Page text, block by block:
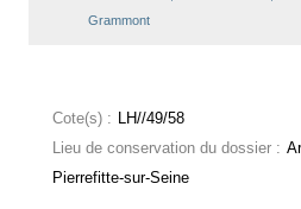
Grammont
Cote(s) : LH//49/58
Lieu de conservation du dossier :
Pierrefitte-sur-Seine